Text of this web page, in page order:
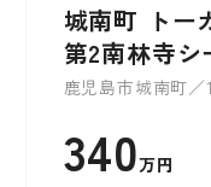
城南町 トー
第2南林寺シ
鹿児島市城南町／
340万円